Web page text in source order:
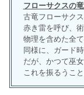
フローサクスの
古竜フローサク
赤き雷を呼び、
物理を含めた全
同様に、ガード
だが、かつて巫
これを振るうこ